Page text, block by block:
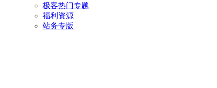
极客热门专题
福利资源
站务专版